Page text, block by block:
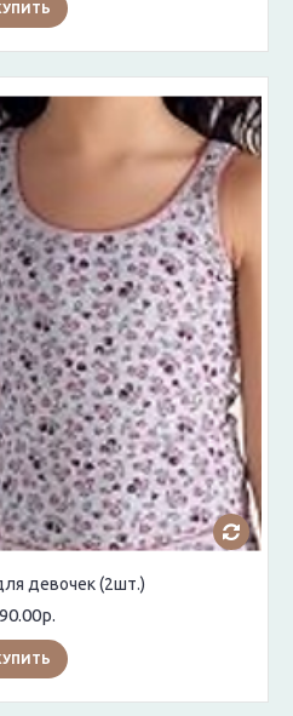
девочек (2шт.)